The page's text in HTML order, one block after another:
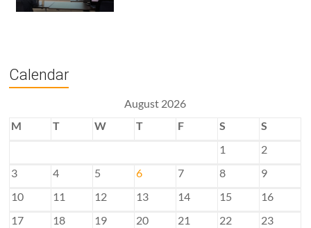
Calendar
August 2026
M
T W T F S
S
1
2
3
4 5 6 7 8
9
10
11 12 13 14 15
16
17
18 19 20 21 22
23